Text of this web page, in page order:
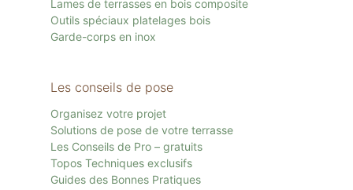
Lames de terrasses en bois composite
Outils spéciaux platelages bois
Garde-corps en inox
Les conseils de pose
Organisez votre projet
Solutions de pose de votre terrasse
Les Conseils de Pro – gratuits
Topos Techniques exclusifs
Guides des Bonnes Pratiques